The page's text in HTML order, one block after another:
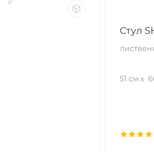
Стул
51 см